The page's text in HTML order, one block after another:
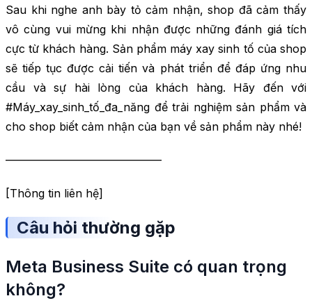
Sau khi nghe anh bày tỏ cảm nhận, shop đã cảm thấy
vô cùng vui mừng khi nhận được những đánh giá tích
cực từ khách hàng. Sản phẩm máy xay sinh tố của shop
sẽ tiếp tục được cải tiến và phát triển để đáp ứng nhu
cầu và sự hài lòng của khách hàng. Hãy đến với
#Máy_xay_sinh_tố_đa_năng để trải nghiệm sản phẩm và
cho shop biết cảm nhận của bạn về sản phẩm này nhé!
——————————————
[Thông tin liên hệ]
Câu hỏi thường gặp
Meta Business Suite có quan trọng
không?